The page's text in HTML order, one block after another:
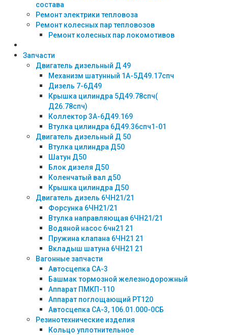
состава
Ремонт электрики тепловоза
Ремонт колесных пар тепловозов
Ремонт колесных пар локомотивов
Запчасти
Двигатель дизельный Д 49
Механизм шатунный 1А-5Д49.17спч
Дизель 7-6Д49
Крышка цилиндра 5Д49.78спч(
Д26.78спч)
Коллектор 3А-6Д49.169
Втулка цилиндра 6Д49.36спч1-01
Двигатель дизельный Д 50
Втулка цилиндра Д50
Шатун Д50
Блок дизеля Д50
Коленчатый вал д50
Крышка цилиндра Д50
Двигатель дизель 6ЧН21/21
Форсунка 6ЧН21/21
Втулка направляющая 6ЧН21/21
Водяной насос 6чн21 21
Пружина клапана 6ЧН21 21
Вкладыш шатуна 6ЧН21 21
Вагонные запчасти
Автосцепка СА-3
Башмак тормозной железнодорожный
Аппарат ПМКП-110
Аппарат поглощающий РТ120
Автосцепка СА-3, 106.01.000-0СБ
Резинотехнические изделия
Кольцо уплотнительное